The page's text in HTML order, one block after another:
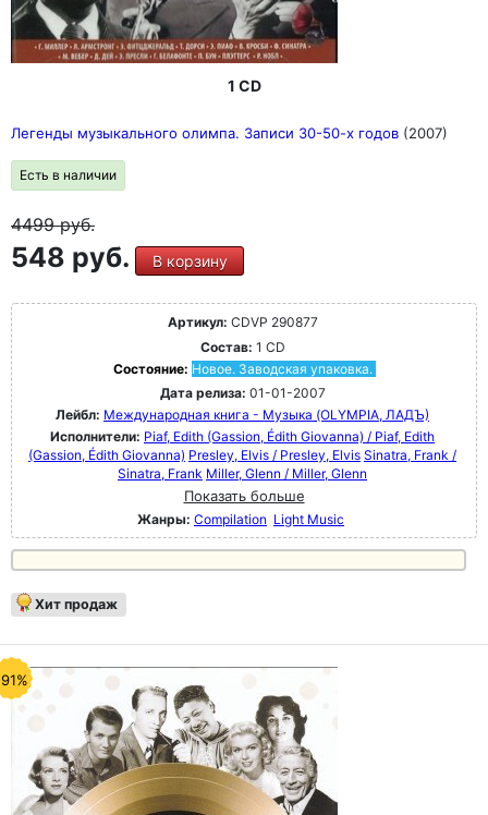
1 CD
Легенды музыкального олимпа. Записи 30-50-х годов (2007)
Есть в наличии
4499руб.
548 руб. В корзину
Артикул: CDVP 290877
Состав: 1 CD
Состояние: Новое. Заводская упаковка.
Дата релиза: 01-01-2007
Лейбл: Международная книга - Музыка (OLYMPIA, ЛАДЪ)
Исполнители: Piaf, Edith (Gassion, Édith Giovanna) / Piaf, Edith
(Gassion, Édith Giovanna) Presley, Elvis / Presley, Elvis Sinatra, Frank /
Sinatra, Frank Miller, Glenn / Miller, Glenn
Показать больше
Жанры: Compilation Light Music
Хит продаж